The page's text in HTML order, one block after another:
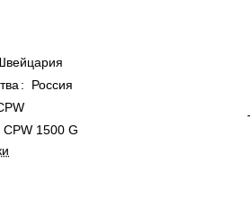
:
Россия
CPW 1500 G